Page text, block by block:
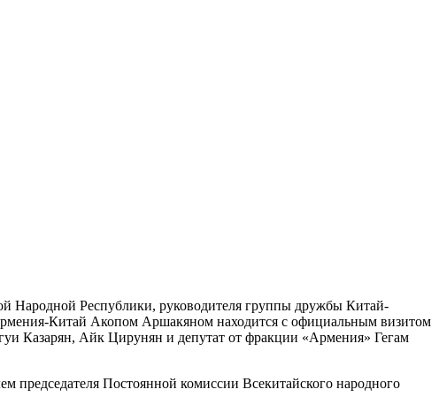
Народной Республики, руководителя группы дружбы Китай-
Китай Акопом Аршакяном находится с официальным визитом
Казарян, Айк Цирунян и депутат от фракции «Армения» Гегам
председателя Постоянной комиссии Всекитайского народного